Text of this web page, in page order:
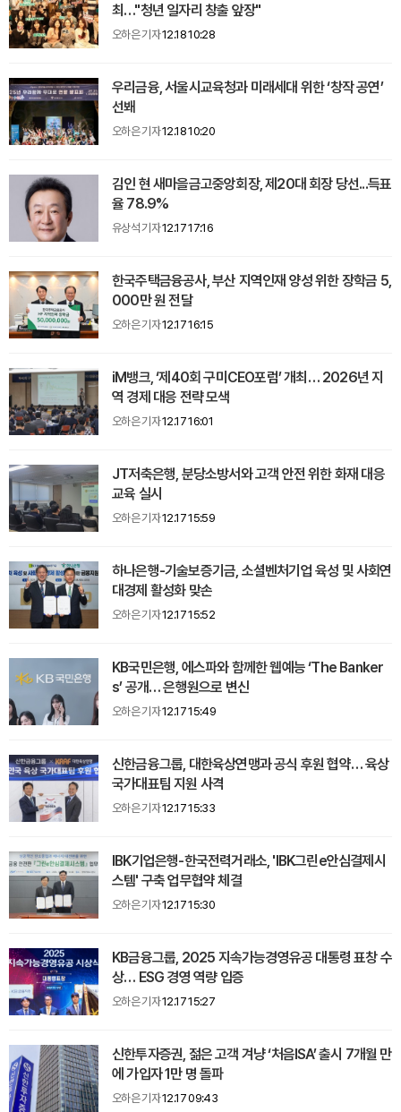
최…"청년 일자리 창출 앞장"
오하은 기자12.18 10:28
우리금융, 서울시교육청과 미래세대 위한 ‘창작 공연’
선봬
오하은 기자12.18 10:20
김인 현 새마을금고중앙회장, 제20대 회장 당선...득표
율 78.9%
유상석 기자12.17 17:16
한국주택금융공사, 부산 지역인재 양성 위한 장학금 5,
000만 원 전달
오하은 기자12.17 16:15
iM뱅크, ‘제40회 구미CEO포럼’ 개최… 2026년 지
역 경제 대응 전략 모색
오하은 기자12.17 16:01
JT저축은행, 분당소방서와 고객 안전 위한 화재 대응
교육 실시
오하은 기자12.17 15:59
하나은행-기술보증기금, 소셜벤처기업 육성 및 사회연
대경제 활성화 맞손
오하은 기자12.17 15:52
KB국민은행, 에스파와 함께한 웹예능 ‘The Banker
s’ 공개… 은행원으로 변신
오하은 기자12.17 15:49
신한금융그룹, 대한육상연맹과 공식 후원 협약… 육상
국가대표팀 지원 사격
오하은 기자12.17 15:33
IBK기업은행-한국전력거래소, 'IBK그린e안심결제시
스템' 구축 업무협약 체결
오하은 기자12.17 15:30
KB금융그룹, 2025 지속가능경영유공 대통령 표창 수
상… ESG 경영 역량 입증
오하은 기자12.17 15:27
신한투자증권, 젊은 고객 겨냥 ‘처음ISA’ 출시 7개월 만
에 가입자 1만 명 돌파
오하은 기자12.17 09:43